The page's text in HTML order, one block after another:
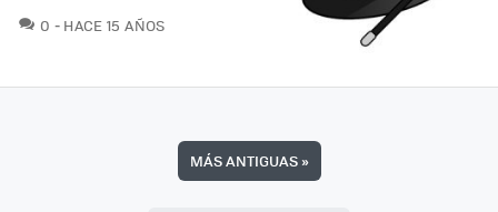
0 COMENTARIOS
HACE 15 AÑOS
MÁS ANTIGUAS»